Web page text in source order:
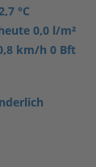
°C
0,0 l/m²
km/h 0 Bft